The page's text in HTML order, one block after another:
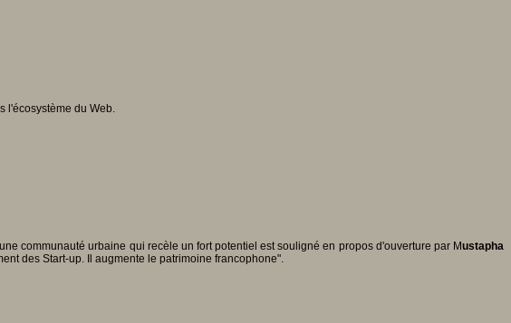
l'écosystème du Web.
communauté urbaine qui recèle un fort potentiel est souligné en propos d'ouverture par Mustapha
des Start-up. Il augmente le patrimoine francophone".